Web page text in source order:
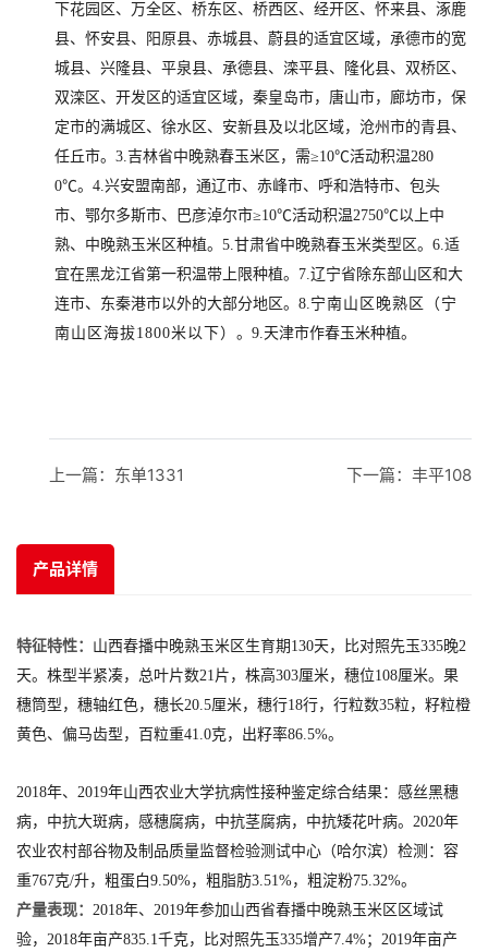
下花园区、万全区、桥东区、桥西区、经开区、怀来县、涿鹿
县、怀安县、阳原县、赤城县、蔚县的适宜区域，承德市的宽
城县、兴隆县、平泉县、承德县、滦平县、隆化县、双桥区、
双滦区、开发区的适宜区域，秦皇岛市，唐山市，廊坊市，保
定市的满城区、徐水区、安新县及以北区域，沧州市的青县、
任丘市。3.吉林省中晚熟春玉米区，需≥10℃活动积温280
0℃。4.兴安盟南部，通辽市、赤峰市、呼和浩特市、包头
市、鄂尔多斯市、巴彦淖尔市≥10℃活动积温2750℃以上中
熟、中晚熟玉米区种植。5.甘肃省中晚熟春玉米类型区。6.适
宜在黑龙江省第一积温带上限种植。7.辽宁省除东部山区和大
连市、东秦港市以外的大部分地区。8.宁南山区晚熟区（宁
南山区海拔1800米以下） 。9.天津市作春玉米种植。
上一篇： 东单1331 下一篇： 丰平108
产品详情
特征特性： 山西春播中晚熟玉米区生育期130天，比对照先玉335晚2
天。株型半紧凑，总叶片数21片，株高303厘米，穗位108厘米。果
穗筒型，穗轴红色，穗长20.5厘米，穗行18行，行粒数35粒，籽粒橙
黄色、偏马齿型，百粒重41.0克，出籽率86.5%。
2018年、2019年山西农业大学抗病性接种鉴定综合结果：感丝黑穗
病，中抗大斑病，感穗腐病，中抗茎腐病，中抗矮花叶病。2020年
农业农村部谷物及制品质量监督检验测试中心（哈尔滨）检测：容
重767克/升，粗蛋白9.50%，粗脂肪3.51%，粗淀粉75.32%。
产量表现： 2018年、2019年参加山西省春播中晚熟玉米区区域试
验，2018年亩产835.1千克，比对照先玉335增产7.4%；2019年亩产